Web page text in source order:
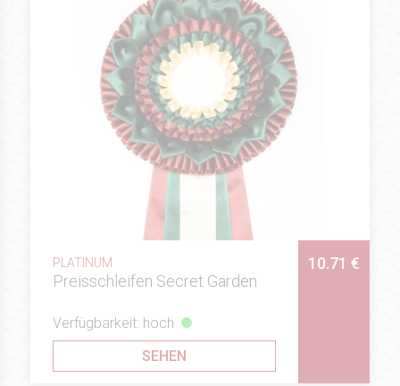
PLATINUM
Preisschleifen Secret Garden
10.71 €
Verfügbarkeit: hoch
SEHEN